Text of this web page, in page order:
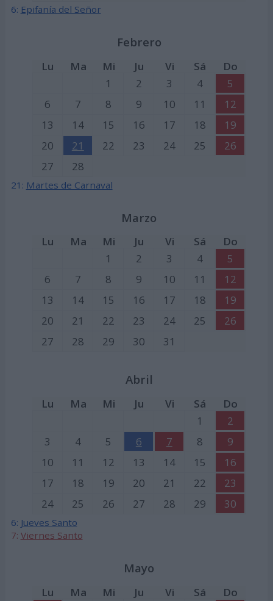
6: Epifanía del Señor
Febrero
Lu Ma Mi Ju Vi Sá
Do
1
2 3 4
5
6
7 8 9 10 11
12
13
14 15 16 17 18
19
20
21 22 23 24 25
26
27
28
21: Martes de Carnaval
Marzo
Lu Ma Mi Ju Vi Sá
Do
1
2 3 4
5
6
7 8 9 10 11
12
13
14 15 16 17 18
19
20
21 22 23 24 25
26
27
28 29 30 31
Abril
Lu Ma Mi Ju Vi Sá
Do
1
2
3
4 5 6 7 8
9
10
11 12 13 14 15
16
17
18 19 20 21 22
23
24
25 26 27 28 29 30
6: Jueves Santo
7: Viernes Santo
Mayo
Lu Ma Mi Ju Vi Sá
Do